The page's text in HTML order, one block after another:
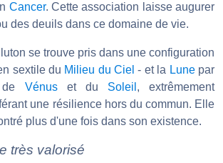
Cancer. Cette association laisse augurer
des deuils dans ce domaine de vie.
se trouve pris dans une configuration
sextile du Milieu du Ciel - et la Lunepar
de Vénuset du Soleil , extrêmement
une résilience hors du commun. Elle
plus d'une fois dans son existence.
très valorisé